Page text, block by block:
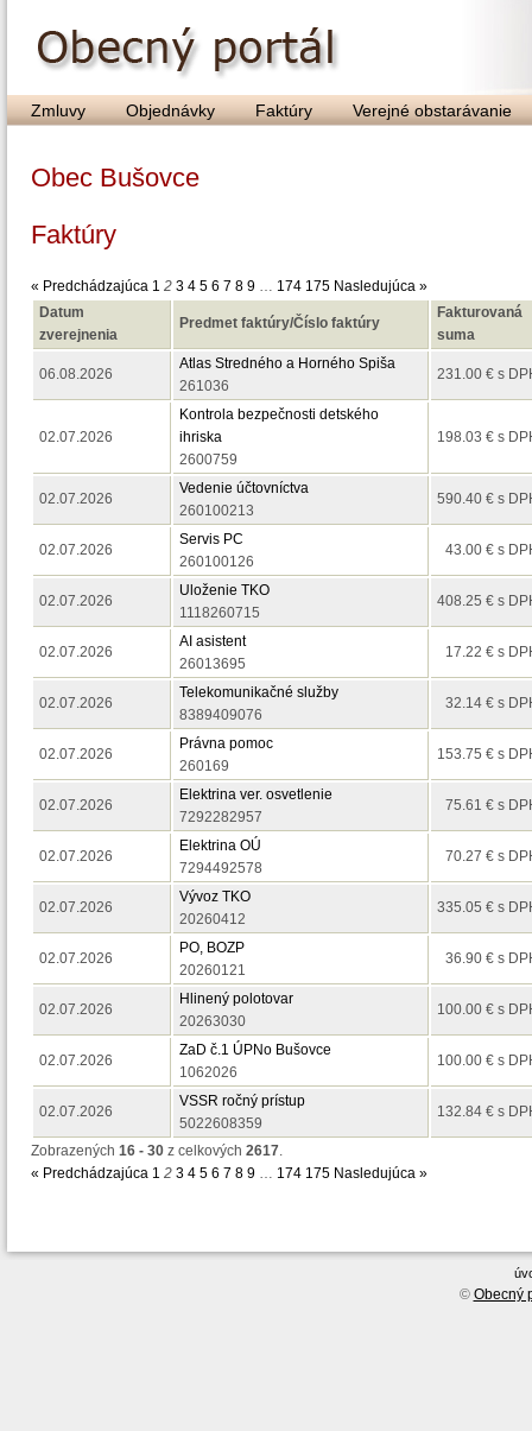
Zmluvy Objednávky Faktúry Verejné obstarávanie
Obec Bušovce
Faktúry
« Predchádzajúca 1 2 3 4 5 6 7 8 9 … 174 175 Nasledujúca »
Datum
zverejnenia
Predmet faktúry/Číslo faktúry
Fakturovaná
suma
06.08.2026
Atlas Stredného a Horného Spiša
261036
231.00 € s
02.07.2026
Kontrola bezpečnosti detského
ihriska
2600759
198.03 € s
02.07.2026
Vedenie účtovníctva
260100213
590.40 € s
02.07.2026
Servis PC
260100126
43.00 € s
02.07.2026
Uloženie TKO
1118260715
408.25 € s
02.07.2026
AI asistent
26013695
17.22 € s
02.07.2026
Telekomunikačné služby
8389409076
32.14 € s
02.07.2026
Právna pomoc
260169
153.75 € s
02.07.2026
Elektrina ver. osvetlenie
7292282957
75.61 € s
02.07.2026
Elektrina OÚ
7294492578
70.27 € s
02.07.2026
Vývoz TKO
20260412
335.05 € s
02.07.2026
PO, BOZP
20260121
36.90 € s
02.07.2026
Hlinený polotovar
20263030
100.00 € s
02.07.2026
ZaD č.1 ÚPNo Bušovce
1062026
100.00 € s
02.07.2026
VSSR ročný prístup
5022608359
132.84 € s
Zobrazených 16 - 30 z celkových 2617.
« Predchádzajúca 1 2 3 4 5 6 7 8 9 … 174 175 Nasledujúca »
© Obecný